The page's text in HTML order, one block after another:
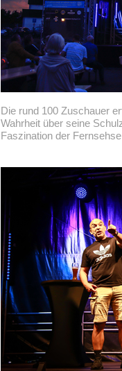
Die rund 100 Zuschauer
Wahrheit über seine
Faszination der